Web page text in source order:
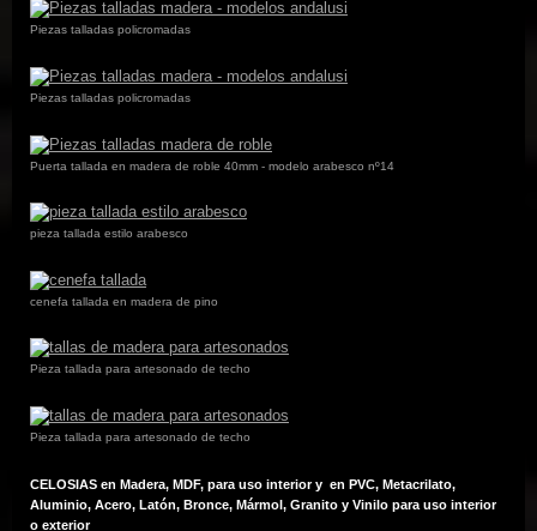
Piezas talladas policromadas
Piezas talladas policromadas
Puerta tallada en madera de roble 40mm - modelo arabesco nº14
pieza tallada estilo arabesco
cenefa tallada en madera de pino
Pieza tallada para artesonado de techo
Pieza tallada para artesonado de techo
CELOSIAS en Madera, MDF, para uso interior y en PVC, Metacrilato,
Aluminio, Acero, Latón, Bronce, Mármol, Granito y Vinilo para uso interior
o exterior